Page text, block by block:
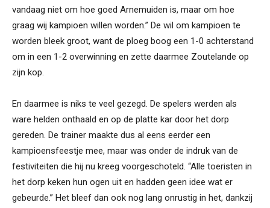
vandaag niet om hoe goed Arnemuiden is, maar om hoe
graag wij kampioen willen worden.” De wil om kampioen te
worden bleek groot, want de ploeg boog een 1-0 achterstand
om in een 1-2 overwinning en zette daarmee Zoutelande op
zijn kop.
En daarmee is niks te veel gezegd. De spelers werden als
ware helden onthaald en op de platte kar door het dorp
gereden. De trainer maakte dus al eens eerder een
kampioensfeestje mee, maar was onder de indruk van de
festiviteiten die hij nu kreeg voorgeschoteld. “Alle toeristen in
het dorp keken hun ogen uit en hadden geen idee wat er
gebeurde.” Het bleef dan ook nog lang onrustig in het, dankzij